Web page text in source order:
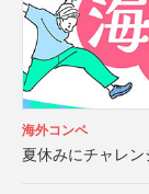
海外コンペ
夏休みにチャレ